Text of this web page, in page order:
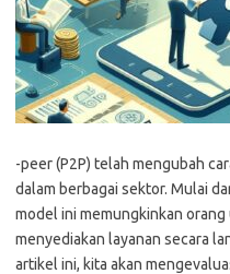
-peer (P2P) telah mengubah
dalam berbagai sektor. Mulai
model ini memungkinkan
menyediakan layanan secara
artikel ini, kita akan